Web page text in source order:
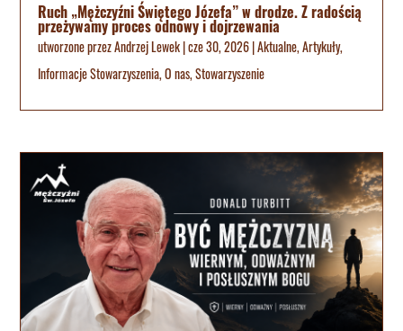
Ruch „Mężczyźni Świętego Józefa” w drodze. Z radością
przeżywamy proces odnowy i dojrzewania
utworzone przezAndrzej Lewek|cze 30, 2026|Aktualne,Artykuły,
Informacje Stowarzyszenia,O nas,Stowarzyszenie